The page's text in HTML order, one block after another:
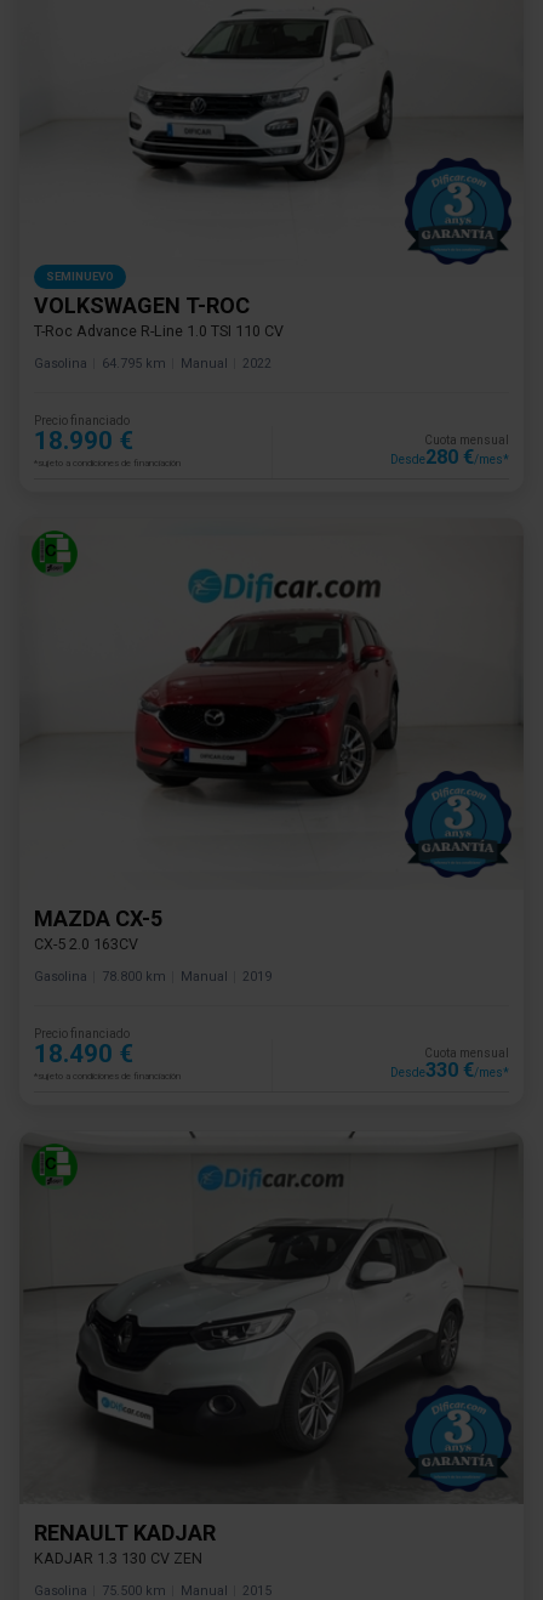
SEMINUEVO
VOLKSWAGEN T-ROC
T-Roc Advance R-Line 1.0 TSI 110 CV
Gasolina 64.795 km Manual 2022
Precio financiado
18.990 €
*sujeto a condiciones de financiación
Cuota mensual
Desde280 €/mes*
MAZDA CX-5
CX-5 2.0 163CV
Gasolina 78.800 km Manual 2019
Precio financiado
18.490 €
*sujeto a condiciones de financiación
Cuota mensual
Desde330 €/mes*
RENAULT KADJAR
KADJAR 1.3 130 CV ZEN
Gasolina 75.500 km Manual 2015